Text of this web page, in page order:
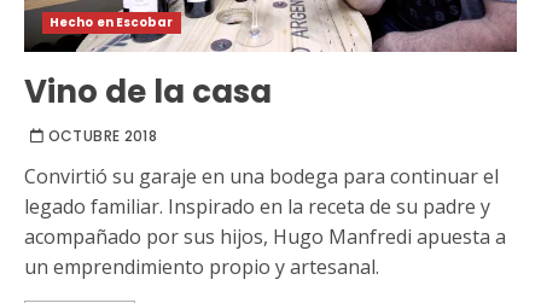
Hecho en Escobar
Vino de la casa
OCTUBRE 2018
Convirtió su garaje en una bodega para continuar el
legado familiar. Inspirado en la receta de su padre y
acompañado por sus hijos, Hugo Manfredi apuesta a
un emprendimiento propio y artesanal.